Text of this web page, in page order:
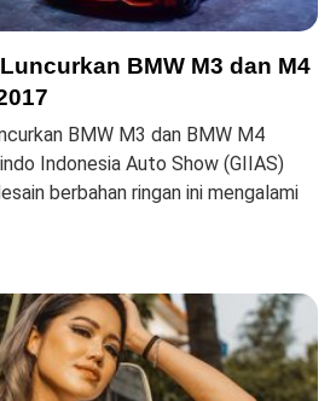
BMW M3 dan M4
BMW M3 dan BMW M4
Indonesia Auto Show (GIIAS)
berbahan ringan ini mengalami